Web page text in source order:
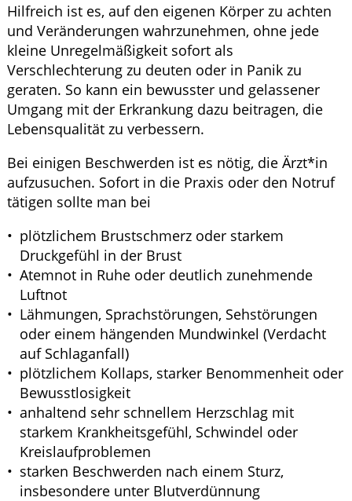
Hilfreich ist es, auf den eigenen Körper zu achten
und Veränderungen wahrzunehmen, ohne jede
kleine Unregelmäßigkeit sofort als
Verschlechterung zu deuten oder in Panik zu
geraten. So kann ein bewusster und gelassener
Umgang mit der Erkrankung dazu beitragen, die
Lebensqualität zu verbessern.
Bei einigen Beschwerden ist es nötig, die Ärzt*in
aufzusuchen. Sofort in die Praxis oder den Notruf
tätigen sollte man bei
plötzlichem Brustschmerz oder starkem
Druckgefühl in der Brust
Atemnot in Ruhe oder deutlich zunehmende
Luftnot
Lähmungen, Sprachstörungen, Sehstörungen
oder einem hängenden Mundwinkel (Verdacht
auf Schlaganfall)
plötzlichem Kollaps, starker Benommenheit oder
Bewusstlosigkeit
anhaltend sehr schnellem Herzschlag mit
starkem Krankheitsgefühl, Schwindel oder
Kreislaufproblemen
starken Beschwerden nach einem Sturz,
insbesondere unter Blutverdünnung